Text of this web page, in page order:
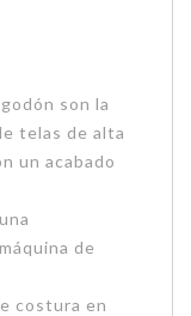
son la
telas de alta
un acabado
de
costura en